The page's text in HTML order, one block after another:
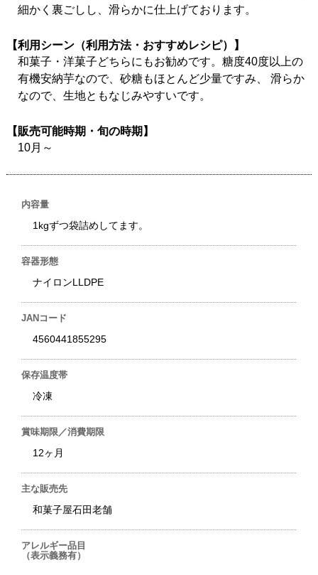
細かく裏ごしし、滑らかに仕上げております。
【利用シーン（利用方法・おすすめレシピ）】
和菓子・洋菓子どちらにもお勧めです。糖度40度以上の
有機安納芋なので、砂糖もほとんど少量ですみ、 滑らか
なので、生地ともなじみやすいです。
【販売可能時期・旬の時期】
10月～
内容量
1kgずつ袋詰めしてます。
容器形態
ナイロンLLDPE
JANコード
4560441855295
保存温度帯
冷凍
賞味期限／消費期限
12ヶ月
主な販売先
和菓子屋石田老舗
アレルギー品目
（表示義務有）